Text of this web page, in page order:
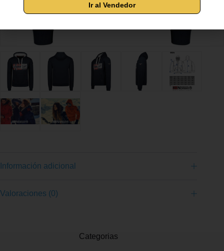
Información adicional
Valoraciones (0)
Categorias
Ir al Vendedor